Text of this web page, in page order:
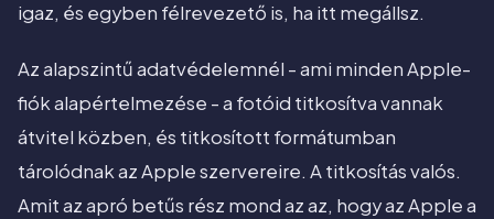
igaz, és egyben félrevezető is, ha itt megállsz.
Az alapszintű adatvédelemnél - ami minden Apple-
fiók alapértelmezése - a fotóid titkosítva vannak
átvitel közben, és titkosított formátumban
tárolódnak az Apple szervereire. A titkosítás valós.
Amit az apró betűs rész mond az az, hogy az Apple a